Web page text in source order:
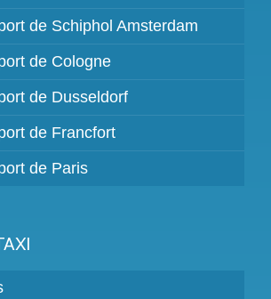
de Schiphol Amsterdam
de Cologne
de Dusseldorf
de Francfort
de Paris